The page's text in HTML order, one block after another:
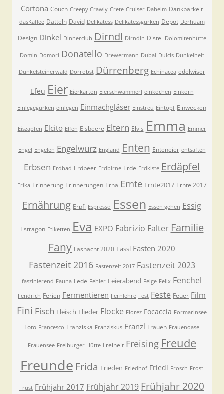
Cortona Couch Creepy Crawly Crete Cruiser Daheim Dankbarkeit
dasKaffee Datteln David Delikatess Delikatessgurken Depot Derhuam
Design Dinkel Dinnerclub Dirndl Dirndln Distel Dolomitenhütte
Domin Domori Donatello Drewermann Dubai Dulcis Dunkelheit
Dunkelsteinerwald Dörrobst Dürrenberg Echinacea edelwiser
Efeu Eier Eierkarton Eierschwammerl einkochen Einkorn
Einlegegurken einlegen Einmachgläser Einstreu Eintopf Einwecken
Eiszapfen Elcito Elfen Elsbeere Eltern Elvis Emma Emmer
Engel Engelen Engelwurz England Enten Enteneier entsaften
Erbsen Erdbad Erdbeer Erdbirne Erde Erdkiste Erdäpfel
Erika Erinnerung Erinnerungen Erna Ernte Ernte2017 Ernte 2017
Ernährung Erpfi Espresso Essen Essen gehen Essig
Estragon Etiketten Eva EXPO Fabrizio Falter Familie
Fany Fasnacht 2020 Fassl Fasten 2020
Fastenzeit 2016 Fastenzeit 2017 Fastenzeit 2023
faszinierend Fauna Fede Fehler Feierabend Feige Felix Fenchel
Fendrich Ferien Fermentieren Fernlehre Fest Feste Feuer Film
Fini Fisch Fleisch Flieder Flocke Florez Focaccia Formarinsee
Foto Francesco Franziska Franziskus Franzl Frauen Frauenoase
Frauensee Freiburger Hütte Freiheit Freising Freude
Freunde Frida Frieden Friedhof Friedl Frosch Frost
Frust Frühjahr 2017 Frühjahr 2019 Frühjahr 2020